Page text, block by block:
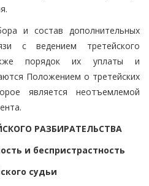
и состав дополнительных
с ведением третейского
порядок их уплаты и
Положением о третейских
является неотъемлемой
РАЗБИРАТЕЛЬСТВА
и беспристрастность
судьи